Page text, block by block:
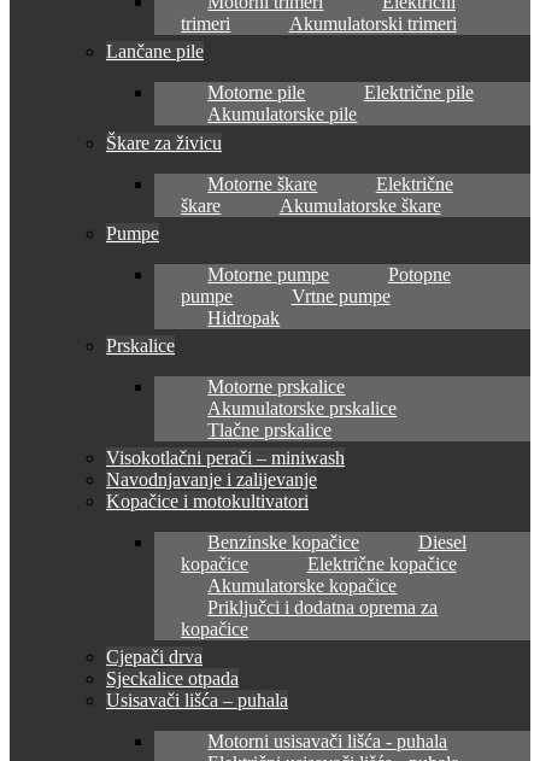
trimeri
Akumulatorski trimeri
Lančane pile
Motorne pile
Električne pile
Akumulatorske pile
Škare za živicu
Motorne škare
Električne
škare
Akumulatorske škare
Pumpe
Motorne pumpe
Potopne
pumpe
Vrtne pumpe
Hidropak
Prskalice
Motorne prskalice
Akumulatorske prskalice
Tlačne prskalice
Visokotlačni perači – miniwash
Navodnjavanje i zalijevanje
Kopačice i motokultivatori
Benzinske kopačice
Diesel
kopačice
Električne kopačice
Akumulatorske kopačice
Priključci i dodatna oprema za
kopačice
Cjepači drva
Sjeckalice otpada
Usisavači lišća – puhala
Motorni usisavači lišća - puhala